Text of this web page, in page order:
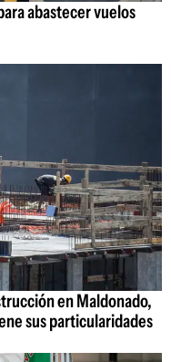
abastecer vuelos
en Maldonado,
sus particularidades